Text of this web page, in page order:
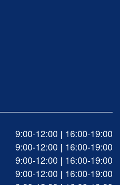
9:00-12:00 | 16:00-19:00
9:00-12:00 | 16:00-19:00
9:00-12:00 | 16:00-19:00
9:00-12:00 | 16:00-19:00